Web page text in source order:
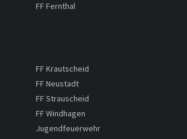
FF Fernthal
FF Krautscheid
FF Neustadt
FF Strauscheid
FF Windhagen
Jugendfeuerwehr